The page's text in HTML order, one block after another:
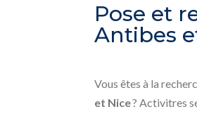
Pose et
Antibes
Vous êtes à la
et Nice? Activitres